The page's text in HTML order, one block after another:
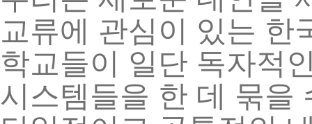
교류에
관심이 있는 한
학교들이
일단 독자적
시스템들을 한 데 묶을